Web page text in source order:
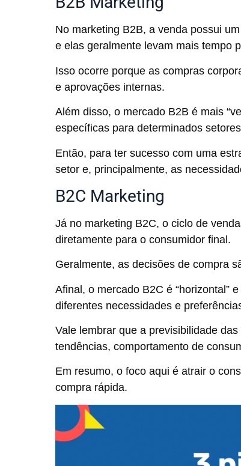
No marketing B2B, a venda possui
e elas geralmente levam mais tempo
Isso ocorre porque as compras
e aprovações internas.
Além disso, o mercado B2B é mais
específicas para determinados
Então, para ter sucesso com uma
setor e, principalmente, as
B2C Marketing
Já no marketing B2C, o ciclo de
diretamente para o consumidor final.
Geralmente, as decisões de compra
Afinal, o mercado B2C é “horizontal”
diferentes necessidades e
Vale lembrar que a previsibilidade
tendências, comportamento de
Em resumo, o foco aqui é atrair o
compra rápida.